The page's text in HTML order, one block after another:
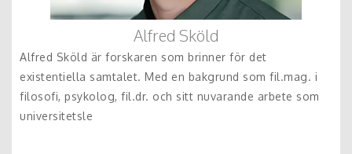
Alfred Sköld
Alfred Sköld är forskaren som brinner för det
existentiella samtalet. Med en bakgrund som fil.mag. i
filosofi, psykolog, fil.dr. och sitt nuvarande arbete som
universitetsle